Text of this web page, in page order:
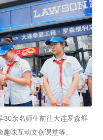
30余名师生前往大连罗森鲜
味互动文创课堂等。